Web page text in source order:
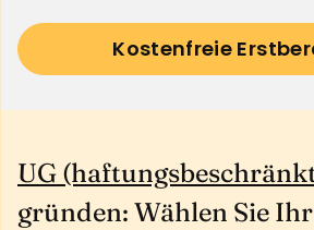
Kostenfreie
UG
gründen: Wählen Sie